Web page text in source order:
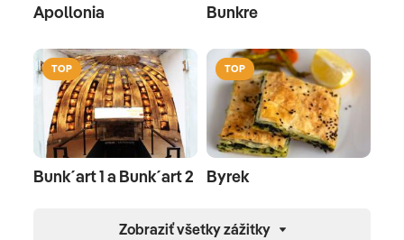
Apollonia Bunkre
TOP
Bunk´art 1 a Bunk´art 2
TOP
Byrek
Zobraziť všetky zážitky